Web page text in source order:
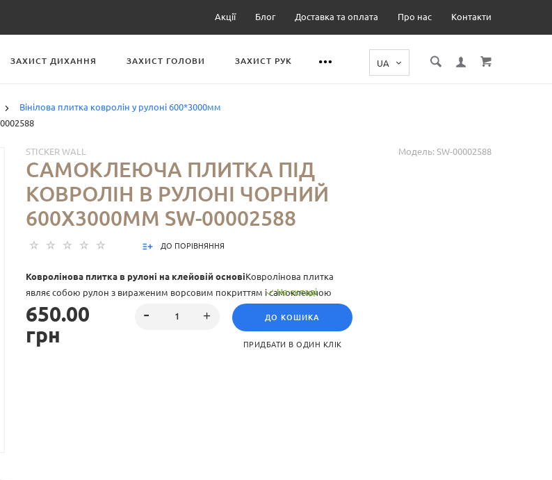
Акції Блог Доставка та оплата Про нас Контакти
ЗАХИСТ ДИХАННЯ ЗАХИСТ ГОЛОВИ ЗАХИСТ РУК
Вінілова плитка ковролін у рулоні 600*3000мм
Модель: SW-00002588
STICKER WALL
САМОКЛЕЮЧА ПЛИТКА ПІД
КОВРОЛІН В РУЛОНІ ЧОРНИЙ
600Х3000ММ SW-00002588
ДО ПОРІВНЯННЯ
Ковролінова плитка в рулоні на клейовій основіКовролінова плитка
являє собою рулон з вираженим ворсовим покриттям і самоклеючою
основою, що дозволить максимально швидко зробити монтаж.
650.00
грн
На складі
ДО КОШИКА
ПРИДБАТИ В ОДИН КЛІК